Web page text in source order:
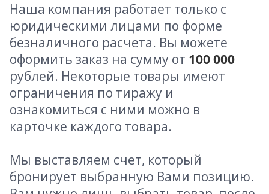
Наша компания работает только с
юридическими лицами по форме
безналичного расчета. Вы можете
оформить заказ на сумму от 100 000
рублей. Некоторые товары имеют
ограничения по тиражу и
ознакомиться с ними можно в
карточке каждого товара.
Мы выставляем счет, который
бронирует выбранную Вами позицию.